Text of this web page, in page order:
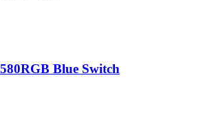
Blue Switch